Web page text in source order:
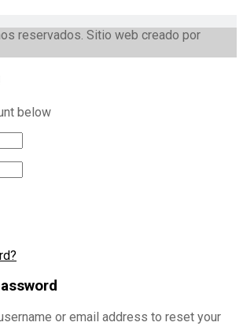
reservados. Sitio web creado por
below
or email address to reset your